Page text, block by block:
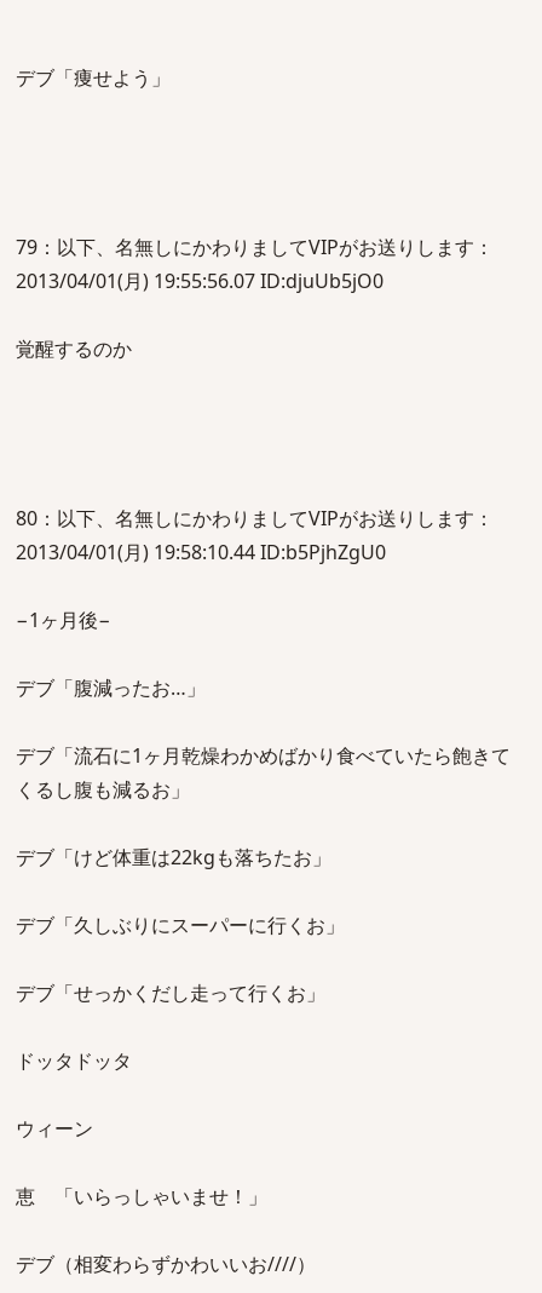
デブ「痩せよう」
79：以下、名無しにかわりましてVIPがお送りします：
2013/04/01(月) 19:55:56.07 ID:djuUb5jO0
覚醒するのか
80：以下、名無しにかわりましてVIPがお送りします：
2013/04/01(月) 19:58:10.44 ID:b5PjhZgU0
−1ヶ月後−
デブ「腹減ったお…」
デブ「流石に1ヶ月乾燥わかめばかり食べていたら飽きて
くるし腹も減るお」
デブ「けど体重は22kgも落ちたお」
デブ「久しぶりにスーパーに行くお」
デブ「せっかくだし走って行くお」
ドッタドッタ
ウィーン
恵 「いらっしゃいませ！」
デブ（相変わらずかわいいお////）